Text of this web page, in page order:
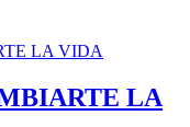
LA